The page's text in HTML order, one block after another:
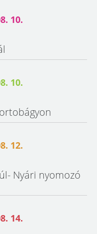
10.
10.
12.
Nyári nyomozó
14.